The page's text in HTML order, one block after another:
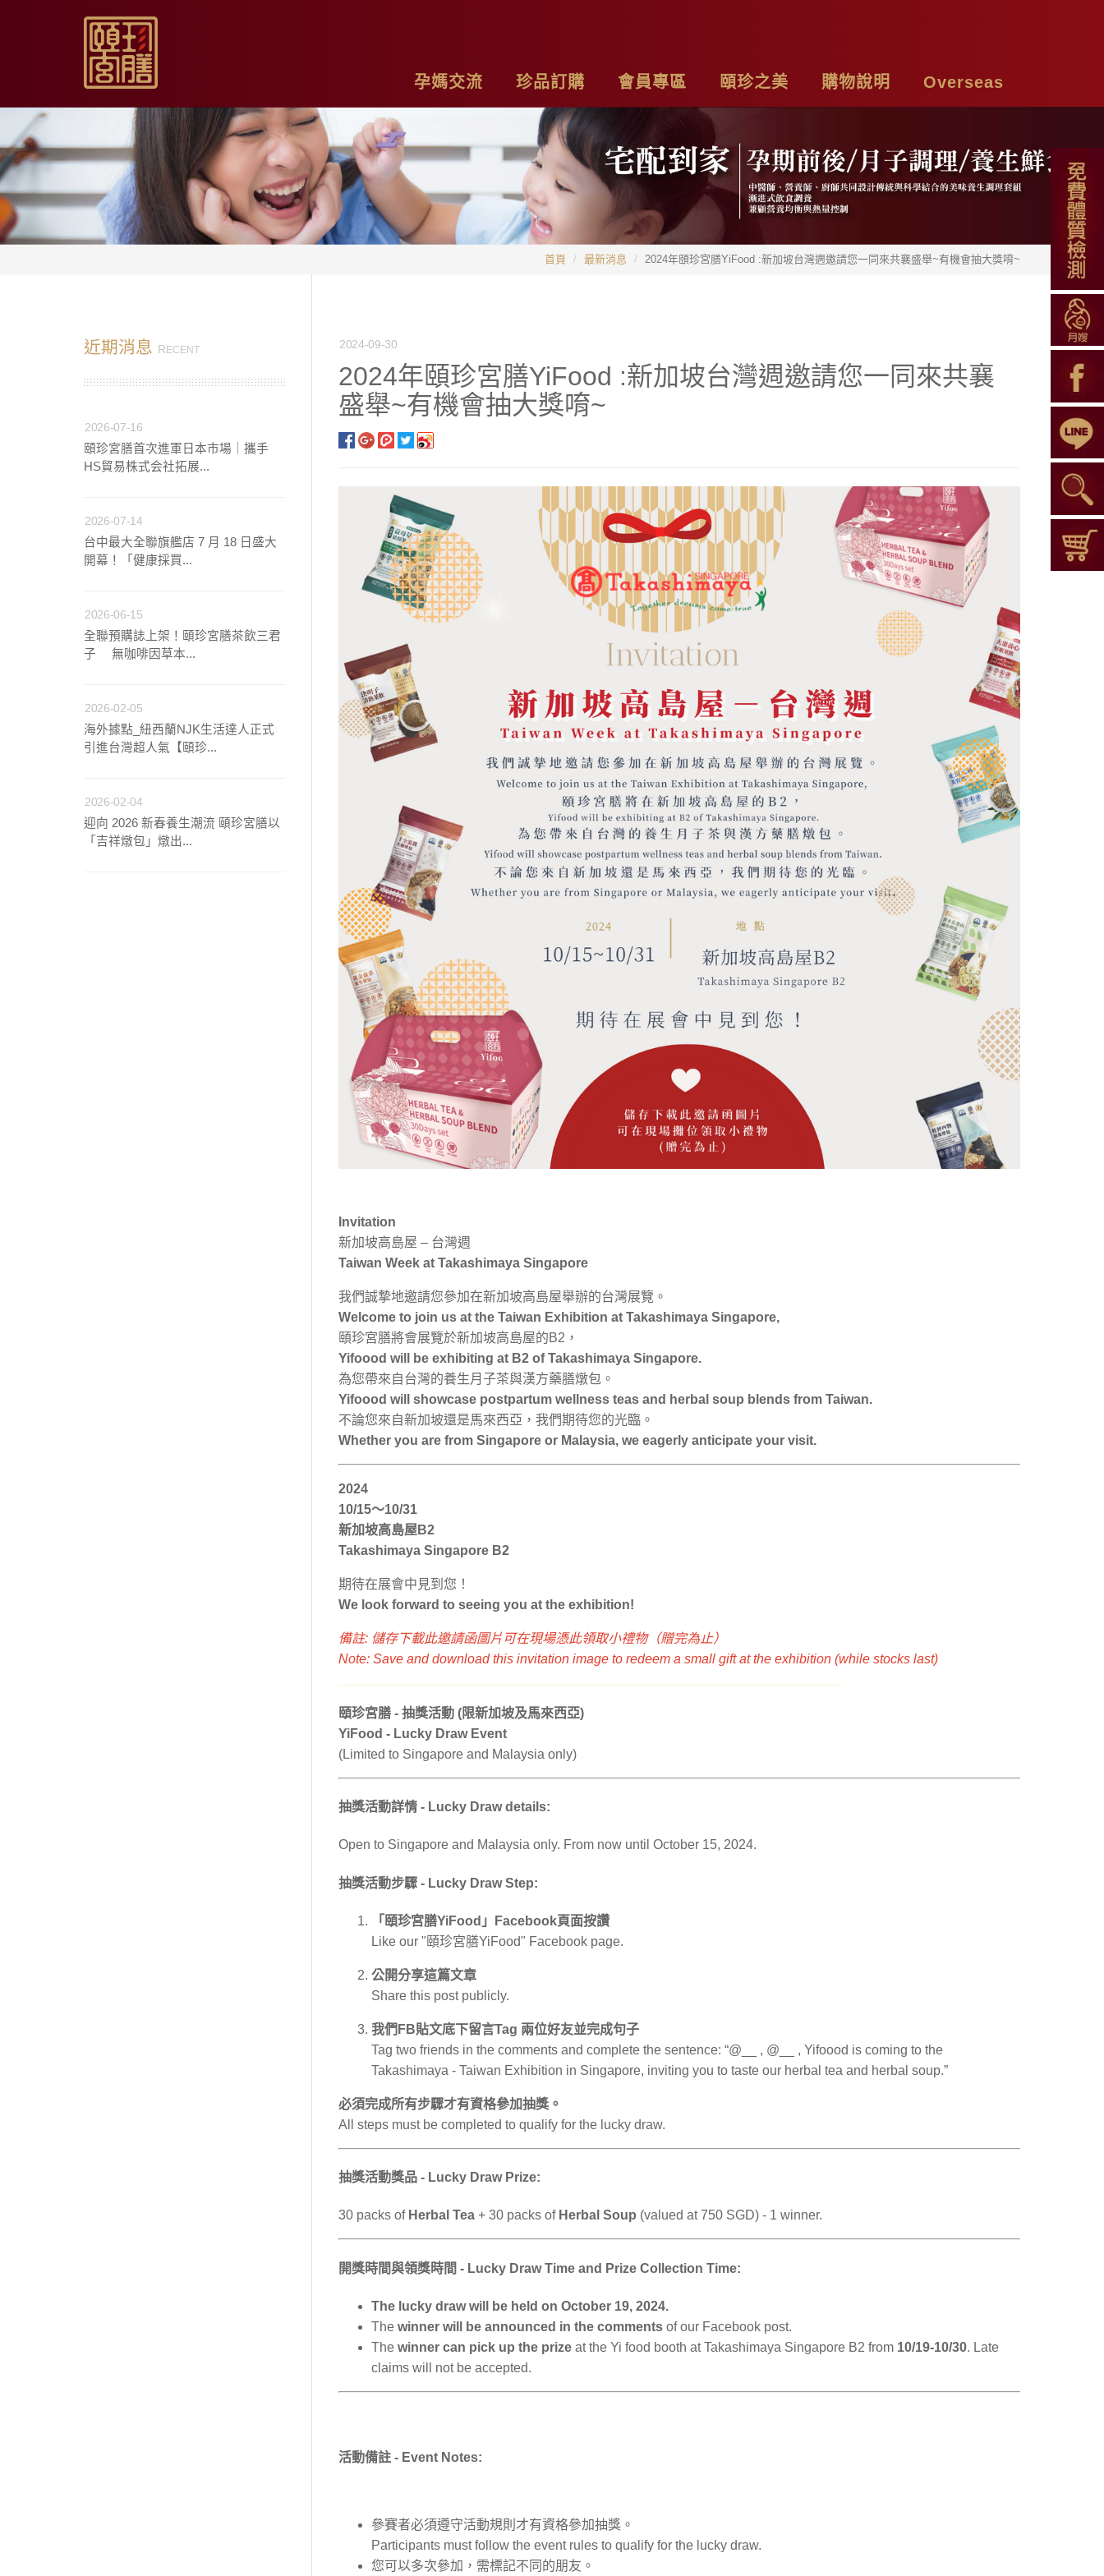
孕媽交流
影片分享
珍品訂購
【限時促銷】玫瑰夏日亮麗計畫
【居家月子DIY】坐月子料理食材套組
【日常飲用】東方草本茶系列
【無禮盒自用】烏骨滴雞精家庭號
【中醫師推薦】兒童成長系列
【營養師推薦】寶寶、銀髮粥品系列
【台灣坐月子】月子周邊商品
【海外購物Oversea】滴雞精、30日坐月子調養套組
會員專區
購物車
我的訂單
頤珍之美
品牌故事
聯絡我們
隱私權聲明
購物說明
付款方式
Overseas
Tea Bags
首頁 最新消息 2024年頤珍宮膳YiFood :新加坡台灣週邀請您一同來共襄盛舉~有機會抽大獎唷~
近期消息 R ECENT
2026-07-16
頤珍宮膳首次進軍日本市場｜攜手
HS貿易株式会社拓展...
2026-07-14
台中最大全聯旗艦店 7 月 18 日盛大
開幕！「健康採買...
2026-06-15
全聯預購誌上架！頤珍宮膳茶飲三君
子 無咖啡因草本...
2026-02-05
海外據點_紐西蘭NJK生活達人正式
引進台灣超人氣【頤珍...
2026-02-04
迎向 2026 新春養生潮流 頤珍宮膳以
「吉祥燉包」燉出...
2024-09-30
2024年頤珍宮膳YiFood :新加坡台灣週邀請您一同來共襄
盛舉~有機會抽大獎唷~